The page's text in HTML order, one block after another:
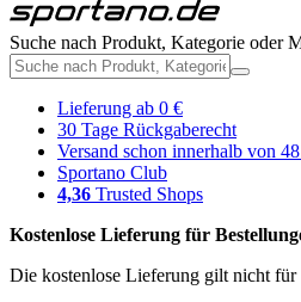
Suche nach Produkt, Kategorie oder
Lieferung ab 0 €
30 Tage Rückgaberecht
Versand schon innerhalb von
Sportano Club
4,36 Trusted Shops
Kostenlose Lieferung für
Die kostenlose Lieferung gilt nicht für